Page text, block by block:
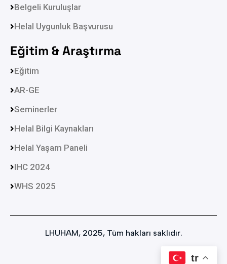
Belgeli Kuruluşlar
Helal Uygunluk Başvurusu
Eğitim & Araştırma
Eğitim
AR-GE
Seminerler
Helal Bilgi Kaynakları
Helal Yaşam Paneli
IHC 2024
WHS 2025
LHUHAM, 2025, Tüm hakları saklıdır.
İletişim
tr